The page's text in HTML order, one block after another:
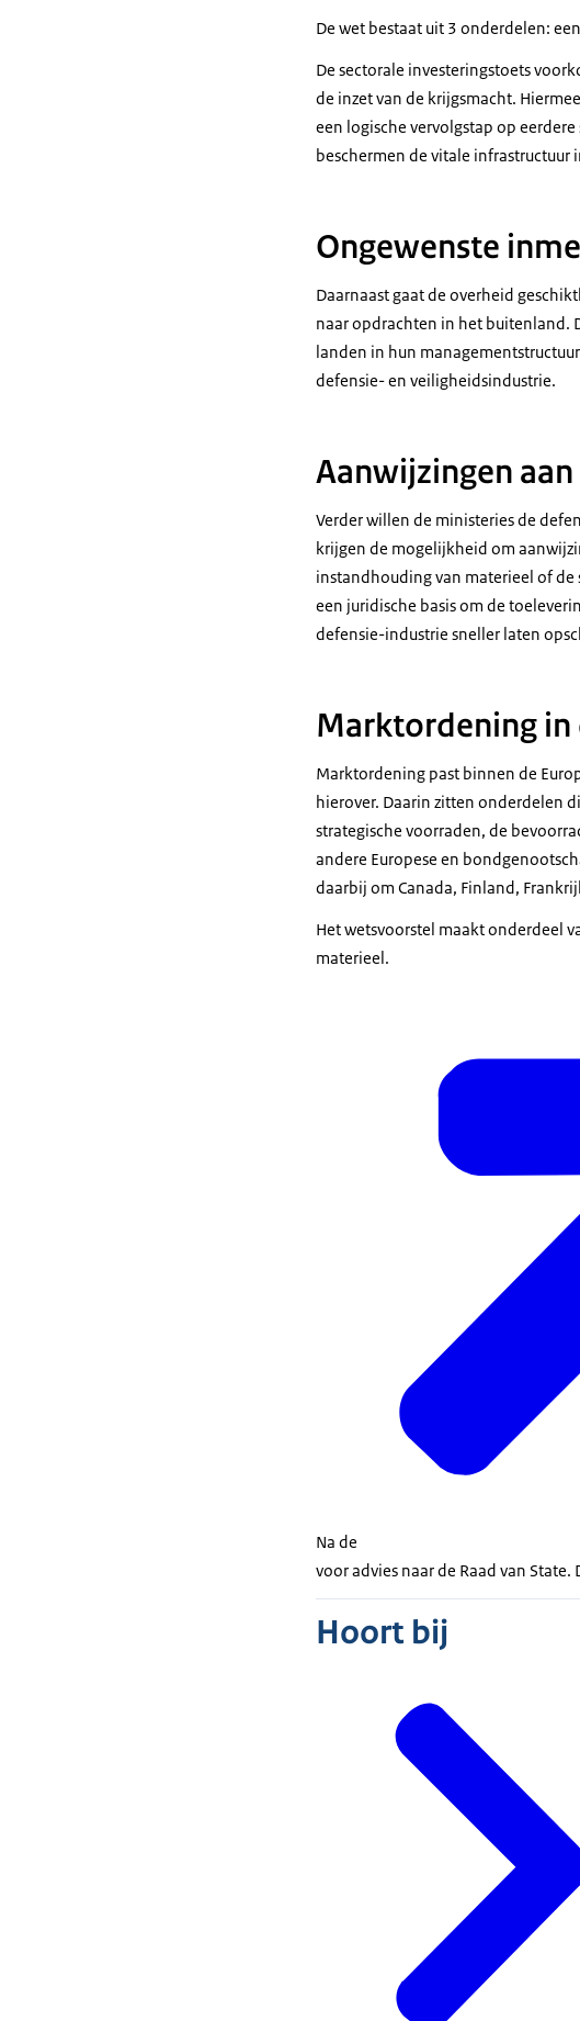
De wet bestaat uit 3 onderdelen:
De sectorale investeringstoets
de inzet van de krijgsmacht.
een logische vervolgstap op
beschermen de vitale infrastructuur
Ongewenste
Daarnaast gaat de overheid
naar opdrachten in het buitenland.
landen in hun
defensie- en veiligheidsindustrie.
Aanwijzingen
Verder willen de ministeries de
krijgen de mogelijkheid om
instandhouding van materieel of
een juridische basis om de
defensie-industrie sneller laten
Marktordening in
Marktordening past binnen de
hierover. Daarin zitten onderdelen
strategische voorraden, de
andere Europese en
daarbij om Canada, Finland,
Het wetsvoorstel maakt onderdeel
materieel.
Na de
voor advies naar de Raad van
Hoort bij